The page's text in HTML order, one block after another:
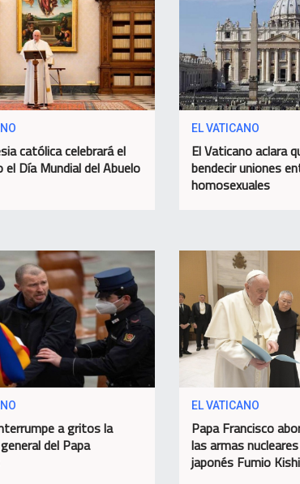
católica celebrará el
el Día Mundial del Abuelo
EL VATICANO
El Vaticano aclara
bendecir uniones
homosexuales
a gritos la
del Papa
EL VATICANO
Papa Francisco
las armas
japonés Fumio